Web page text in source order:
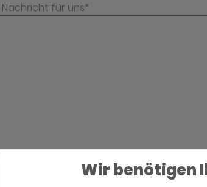
Wir benötigen
Nachricht für uns*